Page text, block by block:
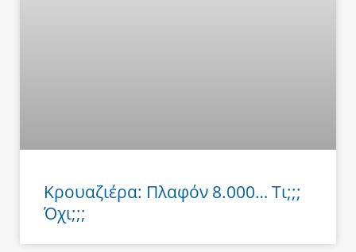
Κρουαζιέρα: Πλαφόν 8.000… Τι;;;
Όχι;;;